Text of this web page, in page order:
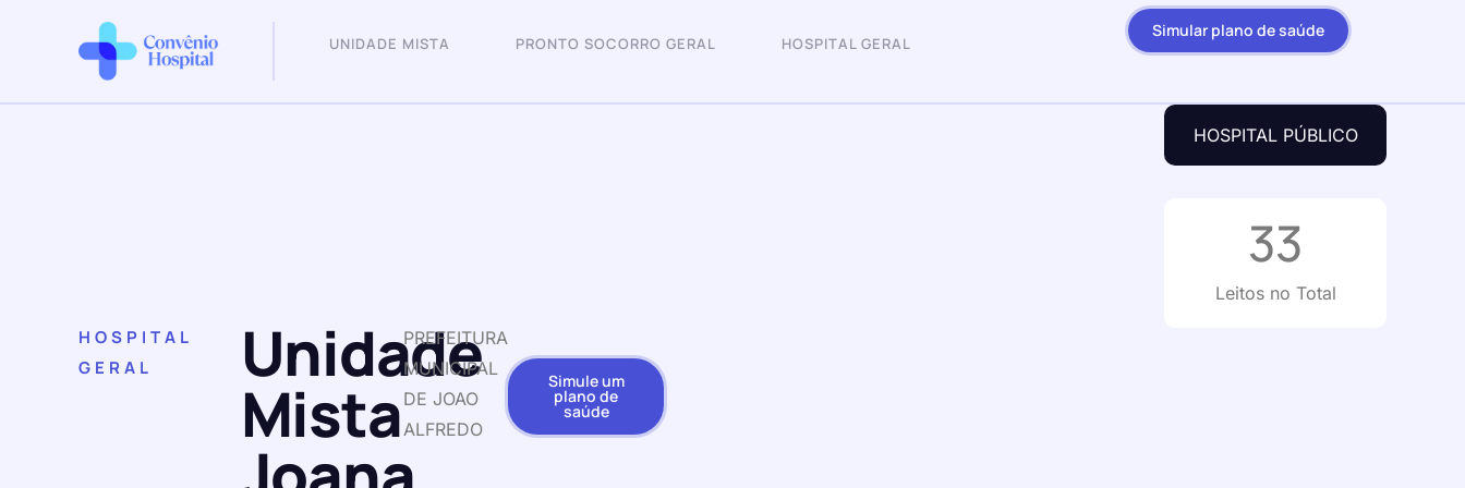
UNIDADE MISTA PRONTO SOCORRO GERAL HOSPITAL GERAL
Simular plano de saúde
HOSPITAL
GERAL
Unidade
Mista
PREFEITURA
MUNICIPAL
DE JOAO
ALFREDO
Simule um
plano de
saúde
HOSPITAL PÚBLICO
Leitos no Total
33